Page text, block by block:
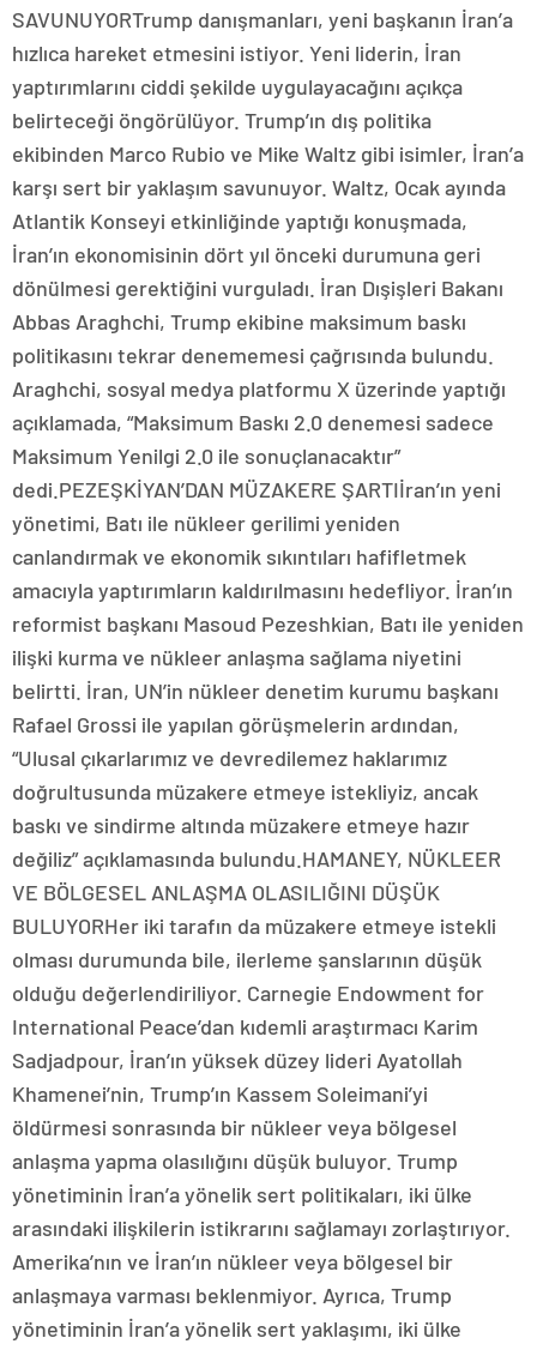
SAVUNUYORTrump danışmanları, yeni başkanın İran’a
hızlıca hareket etmesini istiyor. Yeni liderin, İran
yaptırımlarını ciddi şekilde uygulayacağını açıkça
belirteceği öngörülüyor. Trump’ın dış politika
ekibinden Marco Rubio ve Mike Waltz gibi isimler, İran’a
karşı sert bir yaklaşım savunuyor. Waltz, Ocak ayında
Atlantik Konseyi etkinliğinde yaptığı konuşmada,
İran’ın ekonomisinin dört yıl önceki durumuna geri
dönülmesi gerektiğini vurguladı. İran Dışişleri Bakanı
Abbas Araghchi, Trump ekibine maksimum baskı
politikasını tekrar denememesi çağrısında bulundu.
Araghchi, sosyal medya platformu X üzerinde yaptığı
açıklamada, “Maksimum Baskı 2.0 denemesi sadece
Maksimum Yenilgi 2.0 ile sonuçlanacaktır”
dedi.PEZEŞKİYAN’DAN MÜZAKERE ŞARTIİran’ın yeni
yönetimi, Batı ile nükleer gerilimi yeniden
canlandırmak ve ekonomik sıkıntıları hafifletmek
amacıyla yaptırımların kaldırılmasını hedefliyor. İran’ın
reformist başkanı Masoud Pezeshkian, Batı ile yeniden
ilişki kurma ve nükleer anlaşma sağlama niyetini
belirtti. İran, UN’in nükleer denetim kurumu başkanı
Rafael Grossi ile yapılan görüşmelerin ardından,
“Ulusal çıkarlarımız ve devredilemez haklarımız
doğrultusunda müzakere etmeye istekliyiz, ancak
baskı ve sindirme altında müzakere etmeye hazır
değiliz” açıklamasında bulundu.HAMANEY, NÜKLEER
VE BÖLGESEL ANLAŞMA OLASILIĞINI DÜŞÜK
BULUYORHer iki tarafın da müzakere etmeye istekli
olması durumunda bile, ilerleme şanslarının düşük
olduğu değerlendiriliyor. Carnegie Endowment for
International Peace’dan kıdemli araştırmacı Karim
Sadjadpour, İran’ın yüksek düzey lideri Ayatollah
Khamenei’nin, Trump’ın Kassem Soleimani’yi
öldürmesi sonrasında bir nükleer veya bölgesel
anlaşma yapma olasılığını düşük buluyor. Trump
yönetiminin İran’a yönelik sert politikaları, iki ülke
arasındaki ilişkilerin istikrarını sağlamayı zorlaştırıyor.
Amerika’nın ve İran’ın nükleer veya bölgesel bir
anlaşmaya varması beklenmiyor. Ayrıca, Trump
yönetiminin İran’a yönelik sert yaklaşımı, iki ülke